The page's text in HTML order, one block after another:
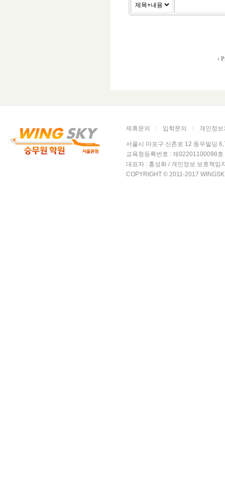
‹
제휴문의 입학문의 개인정보
서울시 마포구 신촌로 12 동우빌딩
교육청등록번호 : 제02201100098
대표자 : 홍성화 / 개인정보 보호책임
COPYRIGHT © 2011-2017